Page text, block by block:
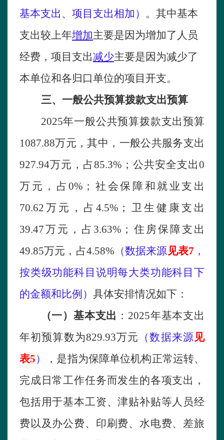
基本支出、项目支出相加） 。 其中基本
支出较上年增加主要是因为增加了人员
经费，项目支出减少主要是因为减少了
本单位和各归口单位的项目开支。
三、 一般公共预算拨款支出预算
2025年一般公共预算拨款支出预算
1087.88万元，其中 ，一般公共服务支出
927.94万元，占85.3% ； 公共安全支出0
万元，占0%； 社会保障和就业支出
70.62万元，占4.5%；卫生健康支出
39.47万元，占3.63%；住房保障支出
49.85万元，占4.58% （数据来源见表7 ，
按类级功能科目说明每大类功能科目下
的金额和比例） 具体安排情况如下：
（一）基本支出 ： 2025年基本支出
年初预算数为829.93万元 （数据来源见
表5）
，是指为保障单位机构正常运转、
完成日常工作任务而发生的各项支出，
包括用于基本工资、津贴补贴等人员经
费以及办公费、印刷费、水电费、差旅